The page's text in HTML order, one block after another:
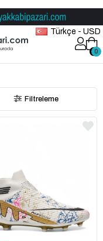
Türkçe - USD
00
Filtreleme